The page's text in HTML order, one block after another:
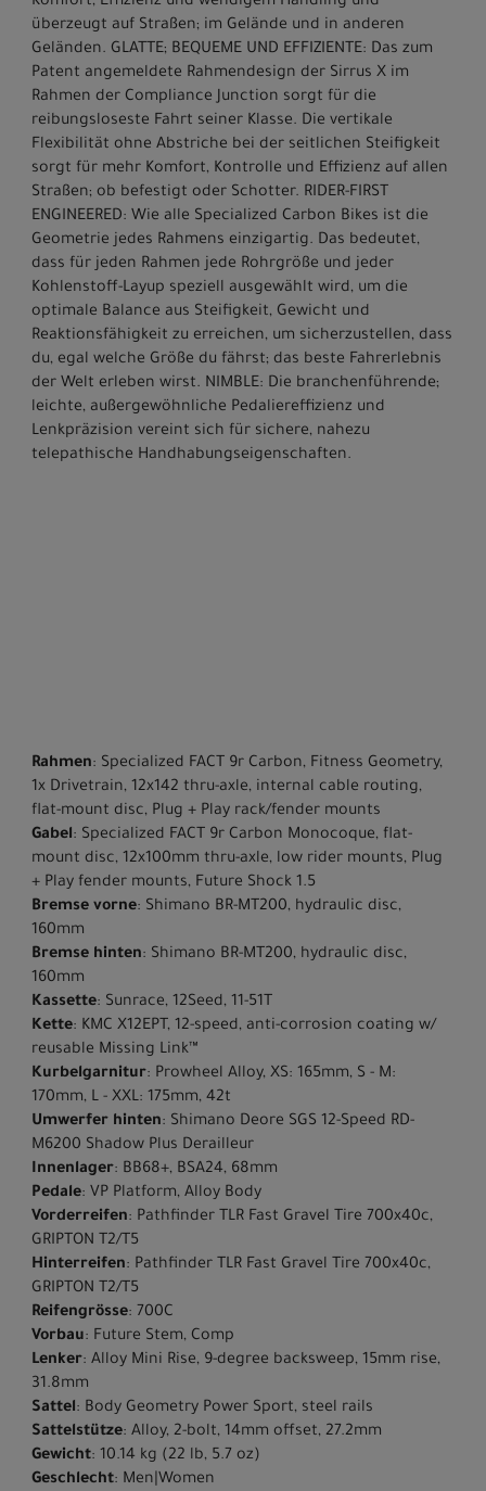
überzeugt auf Straßen; im Gelände und in anderen
Geländen. GLATTE; BEQUEME UND EFFIZIENTE: Das zum
Patent angemeldete Rahmendesign der Sirrus X im
Rahmen der Compliance Junction sorgt für die
reibungsloseste Fahrt seiner Klasse. Die vertikale
Flexibilität ohne Abstriche bei der seitlichen Steifigkeit
sorgt für mehr Komfort, Kontrolle und Effizienz auf allen
Straßen; ob befestigt oder Schotter. RIDER-FIRST
ENGINEERED: Wie alle Specialized Carbon Bikes ist die
Geometrie jedes Rahmens einzigartig. Das bedeutet,
dass für jeden Rahmen jede Rohrgröße und jeder
Kohlenstoff-Layup speziell ausgewählt wird, um die
optimale Balance aus Steifigkeit, Gewicht und
Reaktionsfähigkeit zu erreichen, um sicherzustellen, dass
du, egal welche Größe du fährst; das beste Fahrerlebnis
der Welt erleben wirst. NIMBLE: Die branchenführende;
leichte, außergewöhnliche Pedaliereffizienz und
Lenkpräzision vereint sich für sichere, nahezu
telepathische Handhabungseigenschaften.
Rahmen: Specialized FACT 9r Carbon, Fitness Geometry,
1x Drivetrain, 12x142 thru-axle, internal cable routing,
flat-mount disc, Plug + Play rack/fender mounts
Gabel: Specialized FACT 9r Carbon Monocoque, flat-
mount disc, 12x100mm thru-axle, low rider mounts, Plug
+ Play fender mounts, Future Shock 1.5
Bremse vorne: Shimano BR-MT200, hydraulic disc,
160mm
Bremse hinten: Shimano BR-MT200, hydraulic disc,
160mm
Kassette: Sunrace, 12Seed, 11-51T
Kette: KMC X12EPT, 12-speed, anti-corrosion coating w/
reusable Missing Link™
Kurbelgarnitur: Prowheel Alloy, XS: 165mm, S - M:
170mm, L - XXL: 175mm, 42t
Umwerfer hinten: Shimano Deore SGS 12-Speed RD-
M6200 Shadow Plus Derailleur
Innenlager: BB68+, BSA24, 68mm
Pedale: VP Platform, Alloy Body
Vorderreifen: Pathfinder TLR Fast Gravel Tire 700x40c,
GRIPTON T2/T5
Hinterreifen: Pathfinder TLR Fast Gravel Tire 700x40c,
GRIPTON T2/T5
Reifengrösse: 700C
Vorbau: Future Stem, Comp
Lenker: Alloy Mini Rise, 9-degree backsweep, 15mm rise,
31.8mm
Sattel: Body Geometry Power Sport, steel rails
Sattelstütze: Alloy, 2-bolt, 14mm offset, 27.2mm
Gewicht: 10.14 kg (22 lb, 5.7 oz)
Geschlecht: Men|Women